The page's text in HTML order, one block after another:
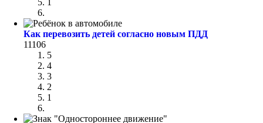
Как перевозить детей согласно новым ПДД
11106
5
4
3
2
1